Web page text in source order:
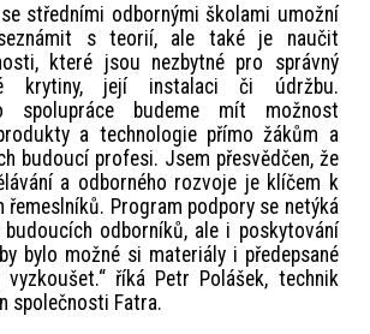
středními odbornými školami umožní
s teorií, ale také je naučit
které jsou nezbytné pro správný
krytiny, její instalaci či údržbu.
spolupráce budeme mít možnost
a technologie přímo žákům a
budoucí profesi. Jsem přesvědčen, že
a odborného rozvoje je klíčem k
řemeslníků. Program podpory se netýká
budoucích odborníků, ale i poskytování
bylo možné si materiály i předepsané
vyzkoušet.“ říká Petr Polášek, technik
společnosti Fatra.